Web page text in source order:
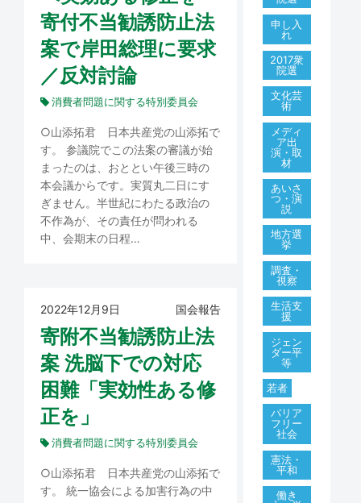
寄付不当勧誘防止法
案で岸田総理に要求
／反対討論
消費者問題に関する特別委員会
○山添拓君 日本共産党の山添拓で
す。 参議院でこの法案の審議が始
まったのは、おととい午後三時の
本会議からです。実質丸二日にす
ぎません。半世紀にわたる政治の
不作為が、その責任が問われる
中、会期末の日程…
2022年12月9日 国会報告
寄附不当勧誘防止法
案 洗脳下での対応
困難「実効性ある修
正を」
消費者問題に関する特別委員会
○山添拓君 日本共産党の山添拓で
す。 統一協会による加害行為の中
申し入
れ
2017衆
院選
文化芸
術
メディ
ア出
演・取
材
あいさ
つ・演
説
地方選
挙
調査・
視察
生活支
援
ジェン
ダー平
等
若者
バリア
フリー
社会
憲法・
平和
働き